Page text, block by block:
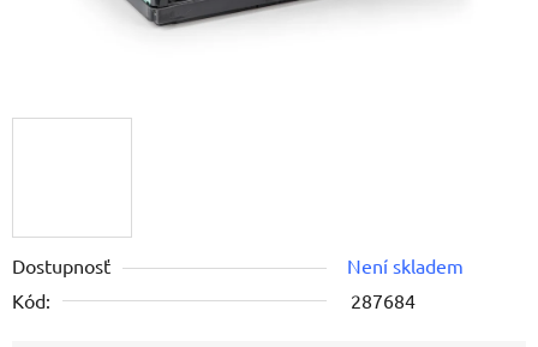
Dostupnosť
Není skladem
Kód:
287684